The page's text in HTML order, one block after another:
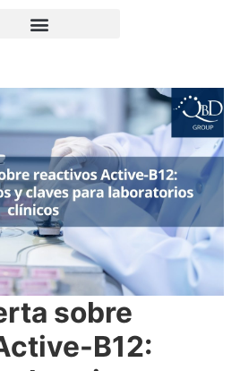
sobre
B12: